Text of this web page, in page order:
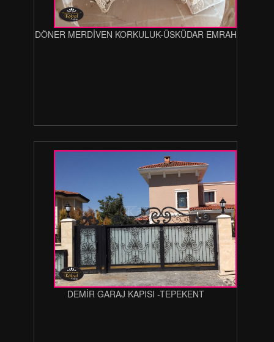
DÖNER MERDİVEN KORKULUK-ÜSKÜDAR EMRAH
DEMİR GARAJ KAPISI -TEPEKENT